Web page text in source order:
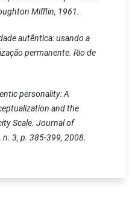
Mifflin, 1961.
autêntica: usando a
permanente. Rio de
personality: A
and the
Scale. Journal of
3, p. 385-399, 2008.